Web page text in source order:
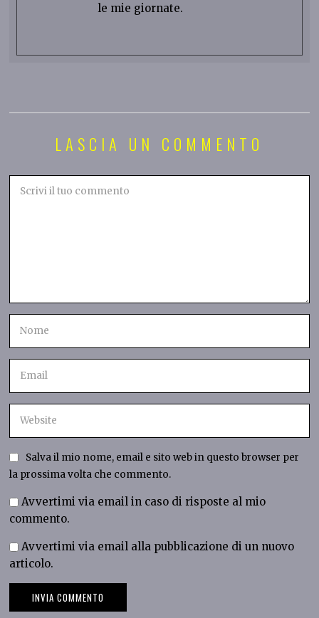
le mie giornate.
LASCIA UN COMMENTO
Salva il mio nome, email e sito web in questo browser per
la prossima volta che commento.
Avvertimi via email in caso di risposte al mio
commento.
Avvertimi via email alla pubblicazione di un nuovo
articolo.